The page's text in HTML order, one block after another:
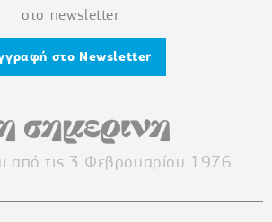
στο newsletter
στο Newsletter
από τις 3 Φεβρουαρίου 1976